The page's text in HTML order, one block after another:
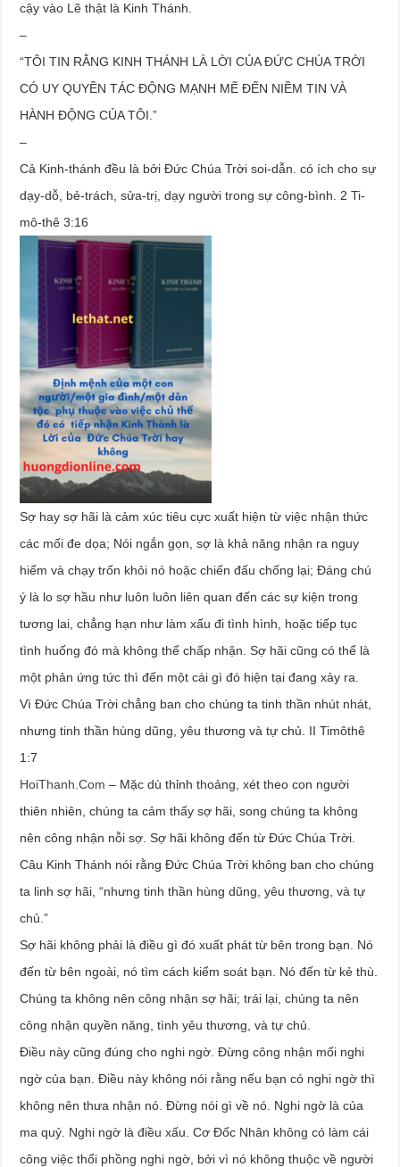
cậy vào Lẽ thật là Kinh Thánh.
–
“TÔI TIN RẰNG KINH THÁNH LÀ LỜI CỦA ĐỨC CHÚA TRỜI
CÓ UY QUYỀN TÁC ĐỘNG MẠNH MẼ ĐẾN NIỀM TIN VÀ
HÀNH ĐỘNG CỦA TÔI.”
–
Cả Kinh-thánh đều là bởi Đức Chúa Trời soi-dẫn. có ích cho sự
dạy-dỗ, bẻ-trách, sửa-trị, dạy người trong sự công-bình. 2 Ti-
mô-thê 3:16
Sợ hay sợ hãi là cảm xúc tiêu cực xuất hiện từ việc nhận thức
các mối đe dọa; Nói ngắn gọn, sợ là khả năng nhận ra nguy
hiểm và chạy trốn khỏi nó hoặc chiến đấu chống lại; Đáng chú
ý là lo sợ hầu như luôn luôn liên quan đến các sự kiện trong
tương lai, chẳng hạn như làm xấu đi tình hình, hoặc tiếp tục
tình huống đó mà không thể chấp nhận. Sợ hãi cũng có thể là
một phản ứng tức thì đến một cái gì đó hiện tại đang xảy ra.
Vì Đức Chúa Trời chẳng ban cho chúng ta tinh thần nhút nhát,
nhưng tinh thần hùng dũng, yêu thương và tự chủ. II Timôthê
1:7
HoiThanh.Com – Mặc dù thỉnh thoảng, xét theo con người
thiên nhiên, chúng ta cảm thấy sợ hãi, song chúng ta không
nên công nhận nỗi sợ. Sợ hãi không đến từ Đức Chúa Trời.
Câu Kinh Thánh nói rằng Đức Chúa Trời không ban cho chúng
ta linh sợ hãi, “nhưng tinh thần hùng dũng, yêu thương, và tự
chủ.”
Sợ hãi không phải là điều gì đó xuất phát từ bên trong bạn. Nó
đến từ bên ngoài, nó tìm cách kiểm soát bạn. Nó đến từ kẻ thù.
Chúng ta không nên công nhận sợ hãi; trái lại, chúng ta nên
công nhận quyền năng, tình yêu thương, và tự chủ.
Điều này cũng đúng cho nghi ngờ. Đừng công nhận mối nghi
ngờ của bạn. Điều này không nói rằng nếu bạn có nghi ngờ thì
không nên thưa nhận nó. Đừng nói gì về nó. Nghi ngờ là của
ma quỷ. Nghi ngờ là điều xấu. Cơ Đốc Nhân không có làm cái
công việc thổi phồng nghi ngờ, bởi vì nó không thuộc về người